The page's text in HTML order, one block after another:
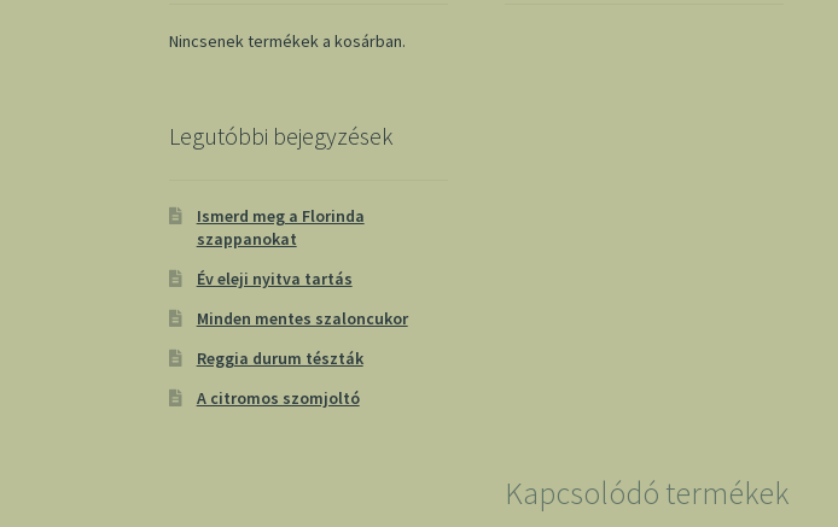
Kapcsolódó termékek
Nincsenek termékek a kosárban.
Legutóbbi bejegyzések
Ismerd meg a Florinda
szappanokat
Év eleji nyitva tartás
Minden mentes szaloncukor
Reggia durum tészták
A citromos szomjoltó